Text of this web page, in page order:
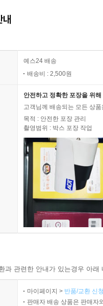
예스24 배송
배송비 : 2,500원
안전하고 정확한 포장을 위
고객님께 배송되는 모든 상
목적 : 안전한 포장 관리
촬영범위 : 박스 포장 작업
과 관련한 안내가 있는경우 아
마이페이지 > 반품/교환 신
판매자 배송 상품은 판매자